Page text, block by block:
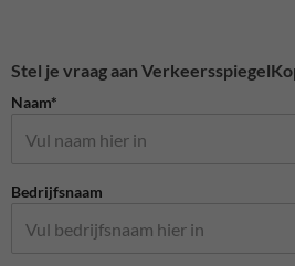
Stel je vraag aan
Naam*
Bedrijfsnaam